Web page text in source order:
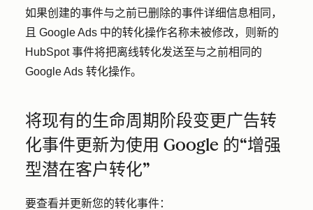
如果创建的事件与之前已删除的事件详细信息相同，
且 Google Ads 中的转化操作名称未被修改，则新的
HubSpot 事件将把离线转化发送至与之前相同的
Google Ads 转化操作。
将现有的生命周期阶段变更广告转
化事件更新为使用 Google 的“增强
型潜在客户转化”
要查看并更新您的转化事件：